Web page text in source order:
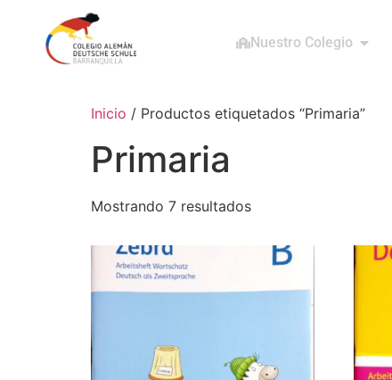
Nuestro Colegio
Inicio / Productos etiquetados “Primaria”
Primaria
Mostrando 7 resultados